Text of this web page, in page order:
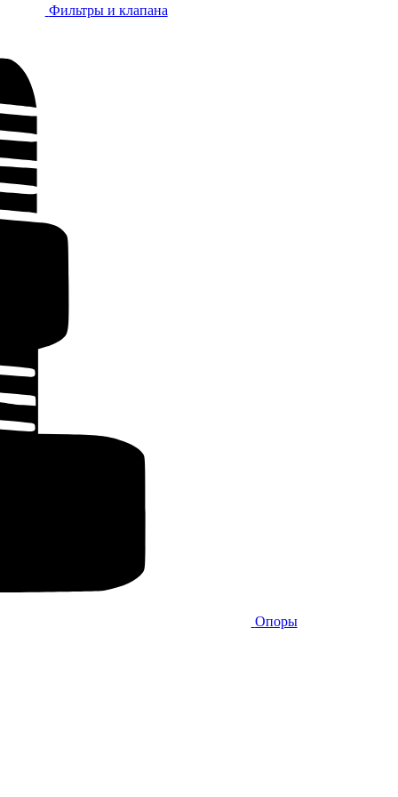
Фильтры и клапана
Опоры